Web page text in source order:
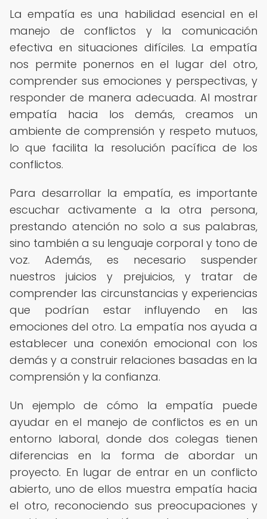
La empatía es una habilidad esencial en el
manejo de conflictos y la comunicación
efectiva en situaciones difíciles. La empatía
nos permite ponernos en el lugar del otro,
comprender sus emociones y perspectivas, y
responder de manera adecuada. Al mostrar
empatía hacia los demás, creamos un
ambiente de comprensión y respeto mutuos,
lo que facilita la resolución pacífica de los
conflictos.
Para desarrollar la empatía, es importante
escuchar activamente a la otra persona,
prestando atención no solo a sus palabras,
sino también a su lenguaje corporal y tono de
voz. Además, es necesario suspender
nuestros juicios y prejuicios, y tratar de
comprender las circunstancias y experiencias
que podrían estar influyendo en las
emociones del otro. La empatía nos ayuda a
establecer una conexión emocional con los
demás y a construir relaciones basadas en la
comprensión y la confianza.
Un ejemplo de cómo la empatía puede
ayudar en el manejo de conflictos es en un
entorno laboral, donde dos colegas tienen
diferencias en la forma de abordar un
proyecto. En lugar de entrar en un conflicto
abierto, uno de ellos muestra empatía hacia
el otro, reconociendo sus preocupaciones y